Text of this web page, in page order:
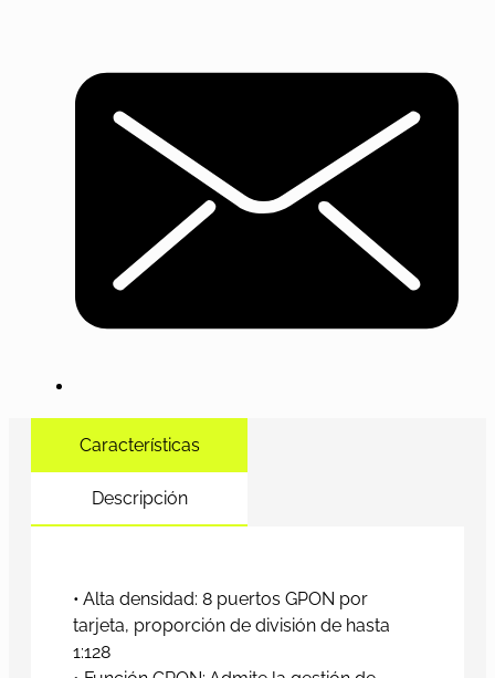
Características
Descripción
• Alta densidad: 8 puertos GPON por
tarjeta, proporción de división de hasta
1:128